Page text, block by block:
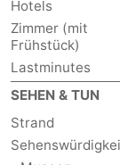
Haan
Bredene
-
Middelkerke
-
Westende
-
Nieuwpoort
-
Hotels
Zimmer (mit
Frühstück)
Lastminutes
SEHEN & TUN
Strand